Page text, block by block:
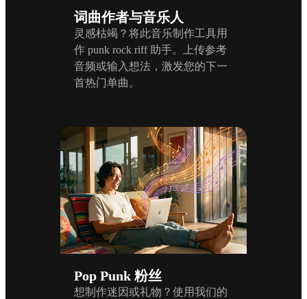
词曲作者与音乐人
灵感枯竭？将此音乐制作工具用
作 punk rock riff 助手。上传参考
音频或输入想法，激发您的下一
首热门单曲。
Pop Punk 粉丝
想制作迷因或礼物？使用我们的